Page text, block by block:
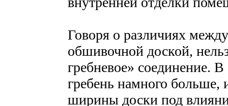
Говоря о различиях
обшивочной доской,
гребневое» соединение.
гребень намного больше,
ширины доски под